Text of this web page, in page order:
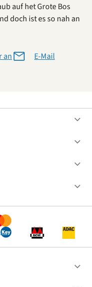
auf het Grote Bos
doch ist es so nah an
an E-Mail